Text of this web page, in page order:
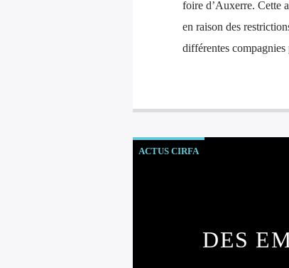
foire d’Auxerre. Cette
en raison des
différentes
ACTUS CIRFA
DES